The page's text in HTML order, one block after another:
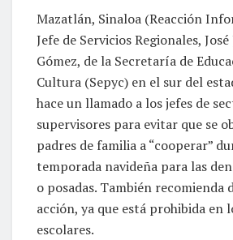
Mazatlán, Sinaloa (Reacción
Jefe de Servicios Regionales,
Gómez, de la Secretaría de
Cultura (Sepyc) en el sur del
hace un llamado a los jefes de
supervisores para evitar que se
padres de familia a “cooperar”
temporada navideña para las
o posadas. También recomienda
acción, ya que está prohibida en
escolares.